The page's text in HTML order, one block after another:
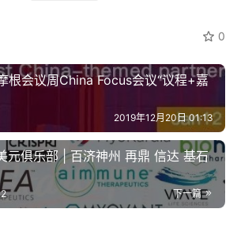
0
根会议周China Focus会议“议程+嘉
2019年12月20日 01:13
元俱乐部 | 百济神州 再鼎 信达 基石
下一篇